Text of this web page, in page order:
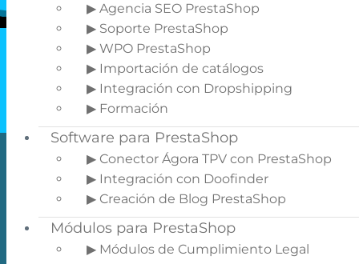
Integración
Dropshipping
PrestaShop
▶ Agencia SEO PrestaShop
▶ Soporte PrestaShop
▶ WPO PrestaShop
▶ Importación de catálogos
▶ Integración con Dropshipping
▶ Formación
Software para PrestaShop
▶ Conector Ágora TPV con PrestaShop
▶ Integración con Doofinder
▶ Creación de Blog PrestaShop
Módulos para PrestaShop
▶ Módulos de Cumplimiento Legal